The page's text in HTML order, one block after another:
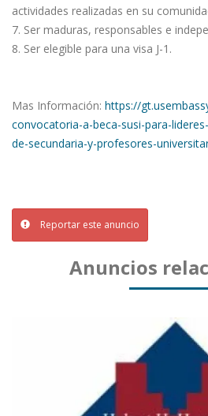
actividades realizadas en su
7. Ser maduras, responsables e
8. Ser elegible para una visa J-1.
Mas Información: https://
convocatoria-a-beca-susi-para-
de-secundaria-y-profesores-
Reportar este anuncio
Anuncios